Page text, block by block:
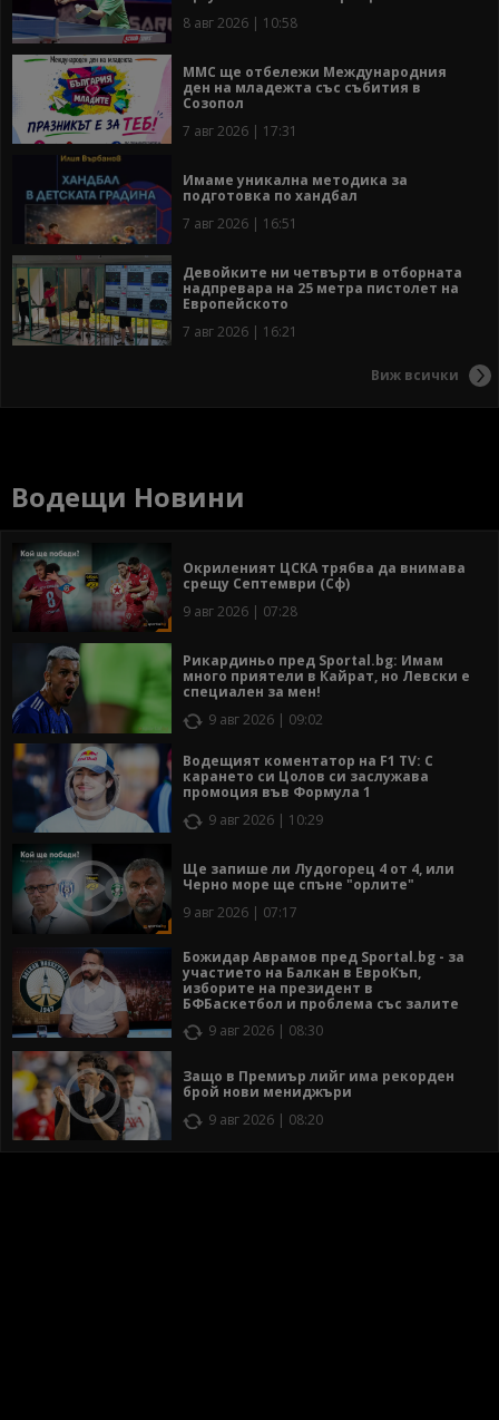
8 авг 2026 | 10:58
ММС ще отбележи Международния
ден на младежта със събития в
Созопол
7 авг 2026 | 17:31
Имаме уникална методика за
подготовка по хандбал
7 авг 2026 | 16:51
Девойките ни четвърти в отборната
надпревара на 25 метра пистолет на
Европейското
7 авг 2026 | 16:21
Виж всички
Водещи Новини
Окриленият ЦСКА трябва да внимава
срещу Септември (Сф)
9 авг 2026 | 07:28
Рикардиньо пред Sportal.bg: Имам
много приятели в Кайрат, но Левски е
специален за мен!
9 авг 2026 | 09:02
Водещият коментатор на F1 TV: С
карането си Цолов си заслужава
промоция във Формула 1
9 авг 2026 | 10:29
Ще запише ли Лудогорец 4 от 4, или
Черно море ще спъне "орлите"
9 авг 2026 | 07:17
Божидар Аврамов пред Sportal.bg - за
участието на Балкан в ЕвроКъп,
изборите на президент в
БФБаскетбол и проблема със залите
9 авг 2026 | 08:30
Защо в Премиър лийг има рекорден
брой нови мениджъри
9 авг 2026 | 08:20